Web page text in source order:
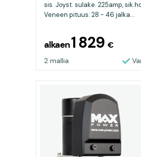
sis. Joyst. sulake. 225amp,
Veneen pituus: 28 - 46 jalka...
alkaen1 829€
2 mallia